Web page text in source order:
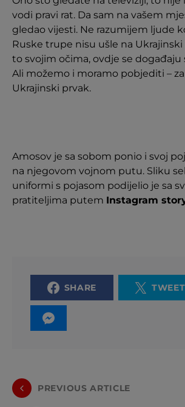
vodi pravi rat. Da sam na vašem
gledao vijesti. Ne razumijem ljude
Ruske trupe nisu ušle na
to svojim očima, ovdje se događaju
Ali možemo i moramo pobjediti –
Ukrajinski prvak.
Amosov je sa sobom ponio i svoj
na njegovom vojnom putu. Sliku
uniformi s pojasom podijelio je sa
pratiteljima putem Instagram
SHARE TWEET
PREVIOUS ARTICLE